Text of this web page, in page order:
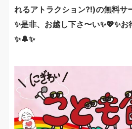
れるアトラクション?!)の無料サ
✨是非、お越し下さ〜い✨💖✨
✨🔔✨